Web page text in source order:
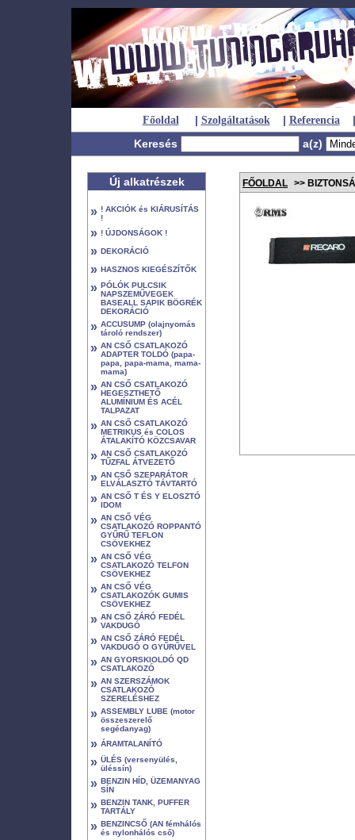
Főoldal | Szolgáltatások | Referencia
|
Keresés
a(z)
Új alkatrészek
» ! AKCIÓK és KIÁRUSÍTÁS
!
» ! ÚJDONSÁGOK !
» DEKORÁCIÓ
» HASZNOS KIEGÉSZÍTŐK
» PÓLÓK PULCSIK
NAPSZEMŰVEGEK
BASEALL SAPIK BÖGRÉK
DEKORÁCIÓ
» ACCUSUMP (olajnyomás
tároló rendszer)
» AN CSŐ CSATLAKOZÓ
ADAPTER TOLDÓ (papa-
papa, papa-mama, mama-
mama)
» AN CSŐ CSATLAKOZÓ
HEGESZTHETŐ
ALUMÍNIUM ÉS ACÉL
TALPAZAT
» AN CSŐ CSATLAKOZÓ
METRIKUS és COLOS
ÁTALAKÍTÓ KÖZCSAVAR
» AN CSŐ CSATLAKOZÓ
TŰZFAL ÁTVEZETŐ
» AN CSŐ SZEPARÁTOR
ELVÁLASZTÓ TÁVTARTÓ
» AN CSŐ T ÉS Y ELOSZTÓ
IDOM
» AN CSŐ VÉG
CSATLAKOZÓ ROPPANTÓ
GYŰRŰ TEFLON
CSÖVEKHEZ
» AN CSŐ VÉG
CSATLAKOZÓ TELFON
CSÖVEKHEZ
» AN CSŐ VÉG
CSATLAKOZÓK GUMIS
CSÖVEKHEZ
» AN CSŐ ZÁRÓ FEDÉL
VAKDUGÓ
» AN CSŐ ZÁRÓ FEDÉL
VAKDUGÓ O GYŰRŰVEL
» AN GYORSKIOLDÓ QD
CSATLAKOZÓ
» AN SZERSZÁMOK
CSATLAKOZÓ
SZERELÉSHEZ
» ASSEMBLY LUBE (motor
összeszerelő
segédanyag)
» ÁRAMTALANÍTÓ
» ÜLÉS (versenyülés,
üléssín)
» BENZIN HÍD, ÜZEMANYAG
SÍN
» BENZIN TANK, PUFFER
TARTÁLY
» BENZINCSŐ (AN fémhálós
és nylonhálós cső)
FŐOLDAL >>